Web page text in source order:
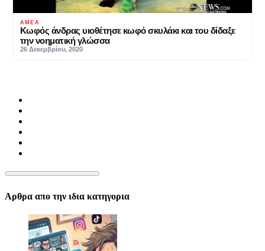
ΑΜΕΑ
Κωφός άνδρας υιοθέτησε κωφό σκυλάκι και του δίδαξε
την νοηματική γλώσσα
26 Δεκεμβρίου, 2020
Αρθρα απο την ιδια κατηγορια